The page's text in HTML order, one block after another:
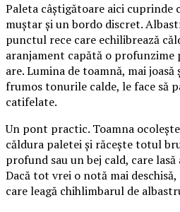
Paleta câștigătoare aici cuprinde
muștar și un bordo discret.
punctul rece care echilibrează
aranjament capătă o profunzime
are. Lumina de toamnă, mai joasă
frumos tonurile calde, le face să
catifelate.
Un pont practic. Toamna
căldura paletei și răcește totul
profund sau un bej cald, care
Dacă tot vrei o notă mai
care leagă chihlimbarul de